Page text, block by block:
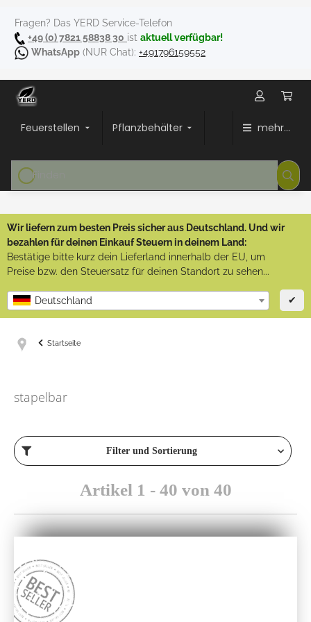
Fragen? Das YERD Service-Telefon
+49 (0) 7821 58838 30 ist aktuell verfügbar!
WhatsApp (NUR Chat): +491796159552
Feuerstellen Pflanzbehälter mehr...
Wir liefern zum besten Preis sicher aus Deutschland. Und wir
bezahlen für deinen Einkauf Steuern in deinem Land:
Bestätige bitte kurz dein Lieferland innerhalb der EU, um
Preise bzw. den Steuersatz für deinen Standort zu sehen...
Deutschland ✔
Startseite
stapelbar
Filter und Sortierung
Artikel 1 - 40 von 40